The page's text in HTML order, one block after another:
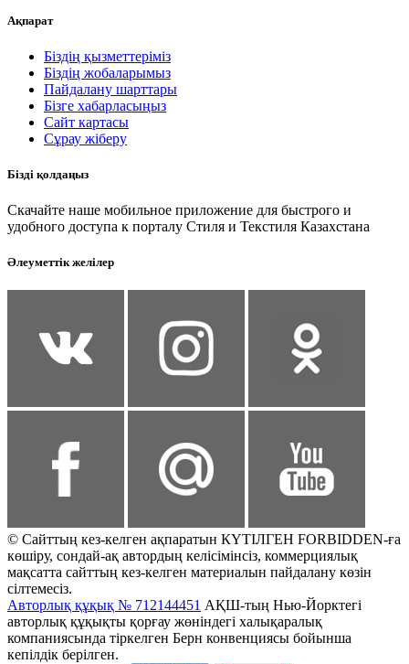
Ақпарат
Біздің қызметтеріміз
Біздің жобаларымыз
Пайдалану шарттары
Бізге хабарласыңыз
Сайт картасы
Сұрау жіберу
Бізді қолдаңыз
Скачайте наше мобильное приложение для быстрого и
удобного доступа к порталу Стиля и Текстиля Казахстана
Әлеуметтік желілер
© Сайттың кез-келген ақпаратын КҮТІЛГЕН FORBIDDEN-ға
көшіру, сондай-ақ автордың келісімінсіз, коммерциялық
мақсатта сайттың кез-келген материалын пайдалану көзін
сілтемесіз.
Авторлық құқық № 712144451 АҚШ-тың Нью-Йорктегі
авторлық құқықты қорғау жөніндегі халықаралық
компаниясында тіркелген Берн конвенциясы бойынша
кепілдік берілген.